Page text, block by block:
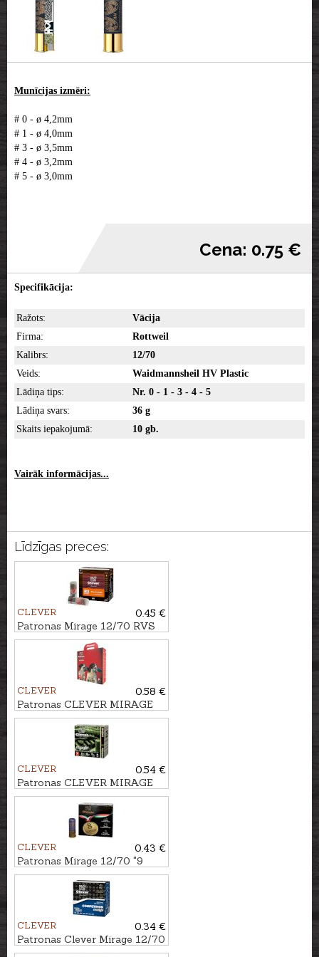
Munīcijas izmēri:
# 0 - ø 4,2mm
# 1 - ø 4,0mm
# 3 - ø 3,5mm
# 4 - ø 3,2mm
# 5 - ø 3,0mm
Cena: 0.75 €
Specifikācija:
Ražots:
Vācija
Firma:
Rottweil
Kalibrs:
12/70
Veids:
Waidmannsheil HV Plastic
Lādiņa tips:
Nr. 0 - 1 - 3 - 4 - 5
Lādiņa svars:
36 g
Skaits iepakojumā:
10 gb.
Vairāk informācijas...
Līdzīgas preces:
CLEVER
0.45 €
Patronas Mirage 12/70 RVS
T4 Flay High 28g Nr.7½
CLEVER
0.58 €
Patronas CLEVER MIRAGE
12/70 Pigeon Long Distance
CLEVER
0.54 €
Patronas CLEVER MIRAGE
12/70 Standard Game 34g
CLEVER
0.43 €
Patronas Mirage 12/70 "9
GOLD" T4 28g Nr.8
CLEVER
0.34 €
Patronas Clever Mirage 12/70
Competition T2 24g Nr.8